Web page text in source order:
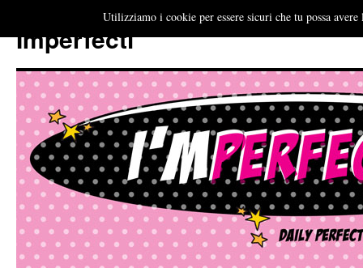
Imperfecti
Utilizziamo i cookie per essere sicuri che tu possa